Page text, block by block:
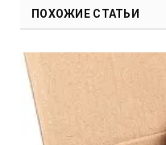
ПОХОЖИЕ СТАТЬИ